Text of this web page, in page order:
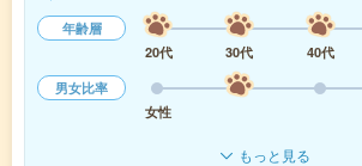
年齢層
20代
30代 40代
男女比率
女性
もっと見る